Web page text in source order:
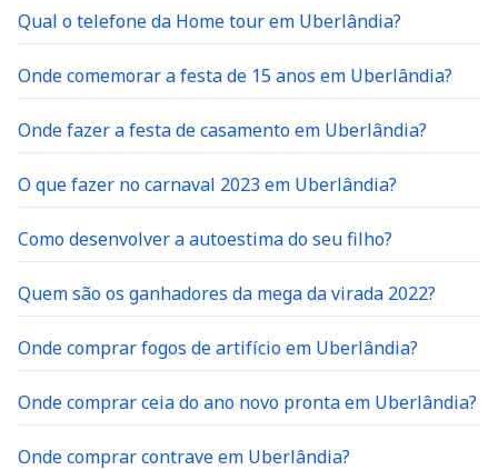
Qual o telefone da Home tour em Uberlândia?
Onde comemorar a festa de 15 anos em Uberlândia?
Onde fazer a festa de casamento em Uberlândia?
O que fazer no carnaval 2023 em Uberlândia?
Como desenvolver a autoestima do seu filho?
Quem são os ganhadores da mega da virada 2022?
Onde comprar fogos de artifício em Uberlândia?
Onde comprar ceia do ano novo pronta em Uberlândia?
Onde comprar contrave em Uberlândia?